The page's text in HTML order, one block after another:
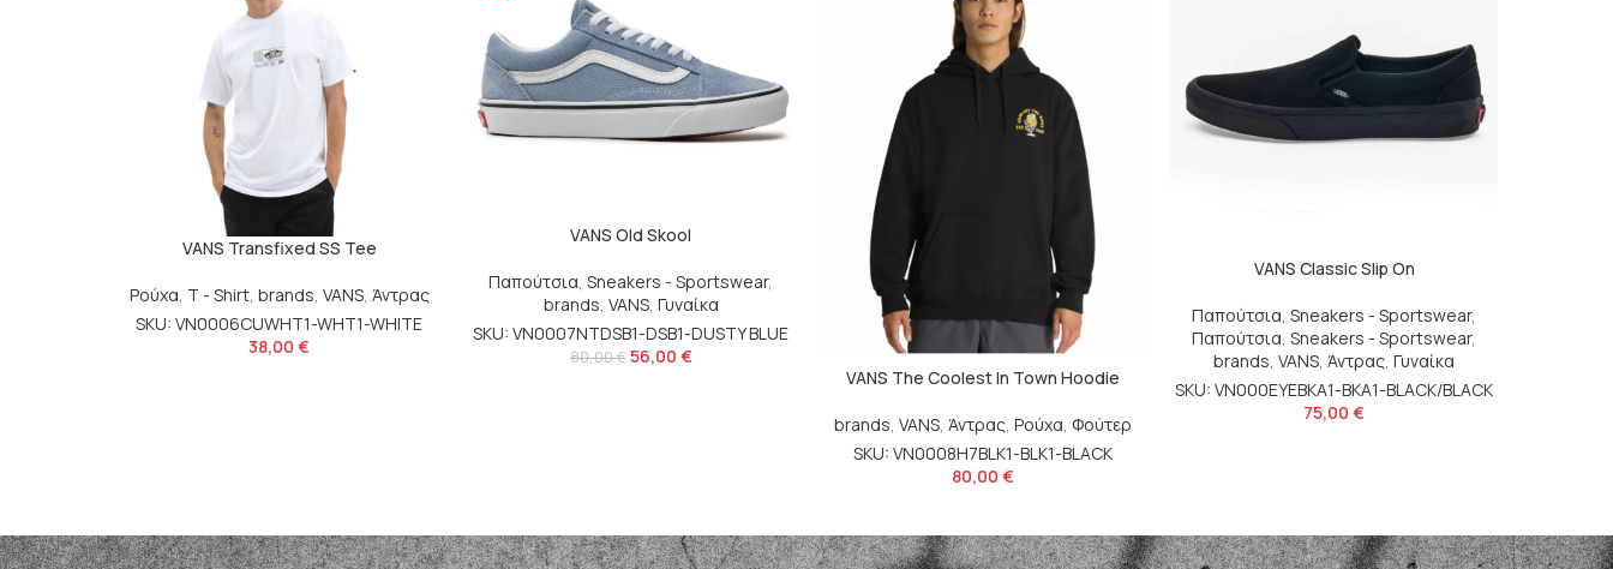
VANS Transfixed SS Tee
Ρούχα, T - Shirt, brands, VANS, Άντρας
SKU: VN0006CUWHT1-WHT1-WHITE
38,00 €
VANS Old Skool
Παπούτσια, Sneakers - Sportswear,
brands, VANS, Γυναίκα
SKU: VN0007NTDSB1-DSB1-DUSTY BLUE
80,00€ 56,00 €
VANS The Coolest In Town Hoodie
brands, VANS, Άντρας, Ρούχα, Φούτερ
SKU: VN0008H7BLK1-BLK1-BLACK
80,00 €
VANS Classic Slip On
Παπούτσια, Sneakers - Sportswear,
Παπούτσια, Sneakers - Sportswear,
brands, VANS, Άντρας, Γυναίκα
SKU: VN000EYEBKA1-BKA1-BLACK/BLACK
75,00 €